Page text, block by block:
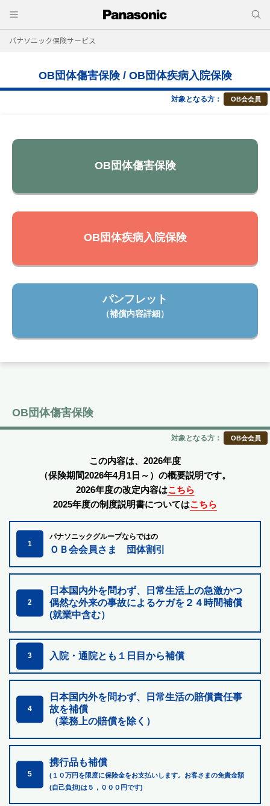
パナソニック保険サービス
OB団体傷害保険 / OB団体疾病入院保険
対象となる方： OB会会員
OB団体傷害保険
OB団体疾病入院保険
パンフレット
（補償内容詳細）
OB団体傷害保険
対象となる方： OB会会員
この内容は、2026年度
（保険期間2026年4月1日～）の概要説明です。
2026年度の改定内容はこちら
2025年度の制度説明書についてはこちら
1
パナソニックグループならではの
ＯＢ会会員さま 団体割引
2
日本国内外を問わず、日常生活上の急激かつ
偶然な外来の事故によるケガを２４時間補償
(就業中含む）
3 入院・通院とも１日目から補償
4
日本国内外を問わず、日常生活の賠償責任事
故を補償
（業務上の賠償を除く）
5
携行品も補償
(１０万円を限度に保険金をお支払いします。お客さまの免責金額
(自己負担)は５，０００円です)